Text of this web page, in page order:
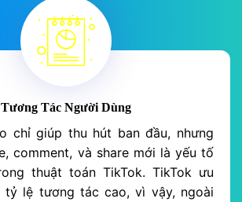
Tương Tác Người Dùng
chỉ giúp thu hút ban đầu, nhưng
comment, và share mới là yếu tố
thuật toán TikTok. TikTok ưu
tỷ lệ tương tác cao, vì vậy, ngoài